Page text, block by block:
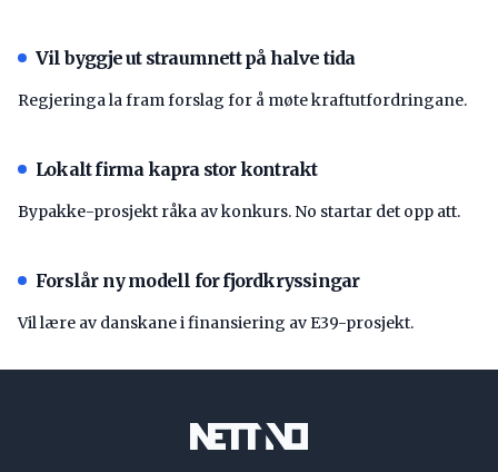
Vil byggje ut straumnett på halve tida
Regjeringa la fram forslag for å møte kraftutfordringane.
Lokalt firma kapra stor kontrakt
Bypakke-prosjekt råka av konkurs. No startar det opp att.
Forslår ny modell for fjordkryssingar
Vil lære av danskane i finansiering av E39-prosjekt.